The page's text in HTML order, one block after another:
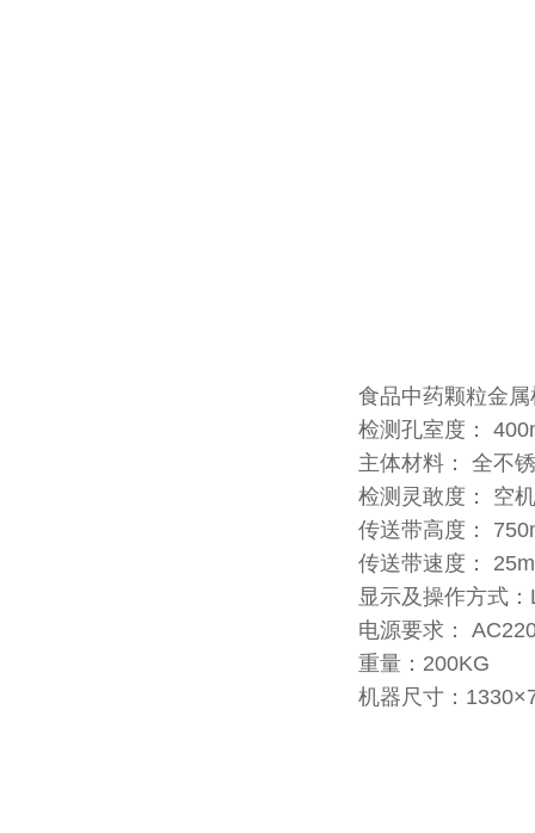
食品中药颗粒金
检测孔室度：
主体材料： 全不
检测灵敢度： 空
传送带高度：
传送带速度：
显示及操作方式
电源要求：
重量：200KG
机器尺寸：